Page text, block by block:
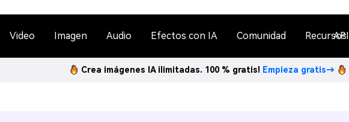
Video Imagen Audio Efectos con IA Comunidad Recursos
API
Crea imágenes IA ilimitadas. 100 % gratis! Empieza gratis→